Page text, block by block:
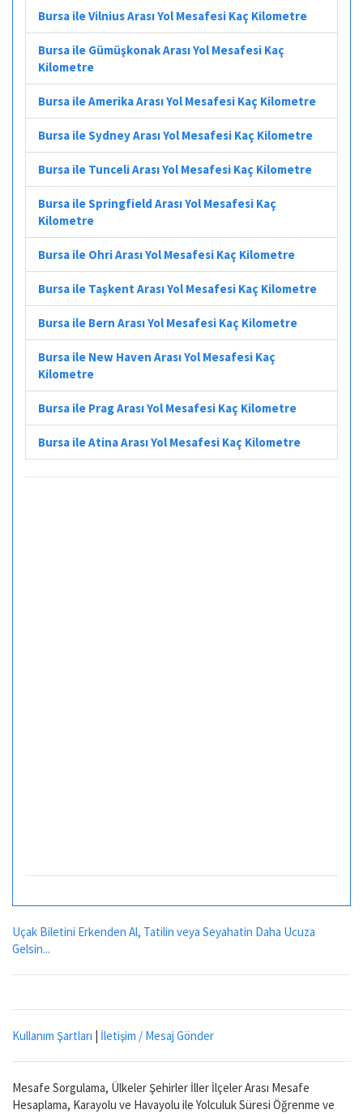
Bursa ile Vilnius Arası Yol Mesafesi Kaç Kilometre
Bursa ile Gümüşkonak Arası Yol Mesafesi Kaç
Kilometre
Bursa ile Amerika Arası Yol Mesafesi Kaç Kilometre
Bursa ile Sydney Arası Yol Mesafesi Kaç Kilometre
Bursa ile Tunceli Arası Yol Mesafesi Kaç Kilometre
Bursa ile Springfield Arası Yol Mesafesi Kaç
Kilometre
Bursa ile Ohri Arası Yol Mesafesi Kaç Kilometre
Bursa ile Taşkent Arası Yol Mesafesi Kaç Kilometre
Bursa ile Bern Arası Yol Mesafesi Kaç Kilometre
Bursa ile New Haven Arası Yol Mesafesi Kaç
Kilometre
Bursa ile Prag Arası Yol Mesafesi Kaç Kilometre
Bursa ile Atina Arası Yol Mesafesi Kaç Kilometre
Uçak Biletini Erkenden Al, Tatilin veya Seyahatin Daha Ucuza
Gelsin...
Kullanım Şartları | İletişim / Mesaj Gönder
Mesafe Sorgulama, Ülkeler Şehirler İller İlçeler Arası Mesafe
Hesaplama, Karayolu ve Havayolu ile Yolculuk Süresi Öğrenme ve